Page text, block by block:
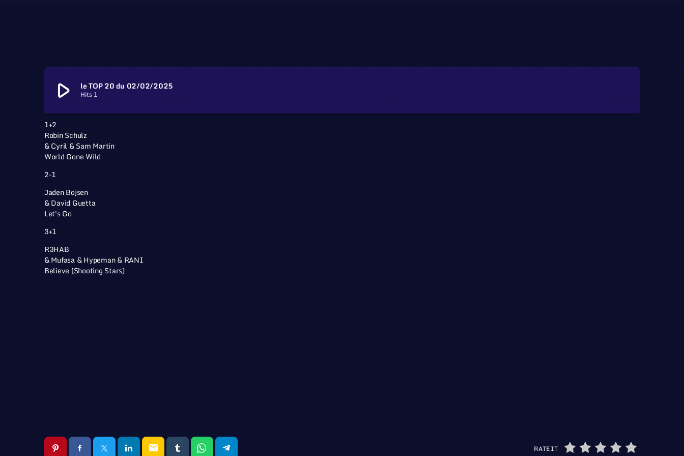
play_arrow le TOP 20 du 02/02/2025
Hits 1
1+2
Robin Schulz
& Cyril & Sam Martin
World Gone Wild
2-1
Jaden Bojsen
& David Guetta
Let's Go
3+1
R3HAB
& Mufasa & Hypeman & RANI
Believe (Shooting Stars)
email RATE IT